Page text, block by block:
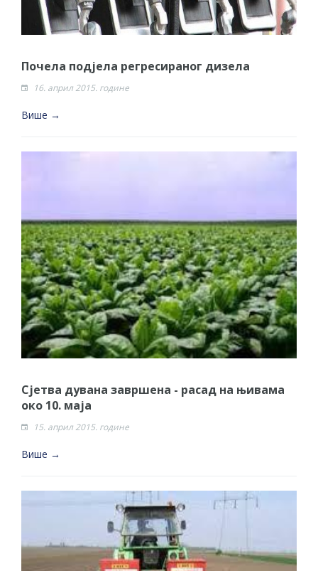
Почела подјела регресираног дизела
16. април 2015. године
Више →
Сјетва дувана завршена - расад на њивама
око 10. маја
15. април 2015. године
Више →